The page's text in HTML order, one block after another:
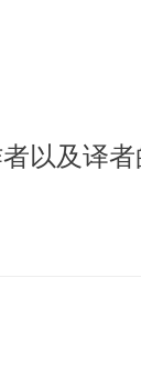
以及译